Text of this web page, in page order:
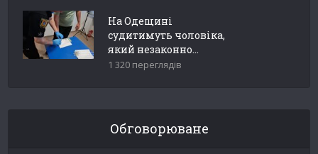
На Одещині
судитимуть чоловіка,
який незаконно...
1 320 переглядів
Обговорюване